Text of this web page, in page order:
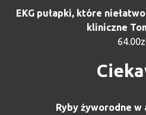
EKG pułapki, które
kliniczne
64.00
Ryby żyworodne w